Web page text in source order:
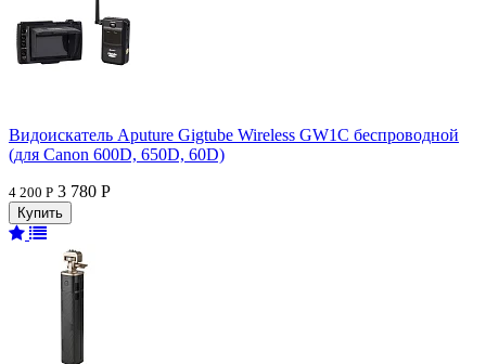
Видоискатель Aputure Gigtube Wireless GW1C беспроводной
(для Canon 600D, 650D, 60D)
4 200 Р 3 780 Р